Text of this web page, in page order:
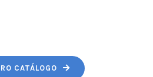
CATÁLOGO